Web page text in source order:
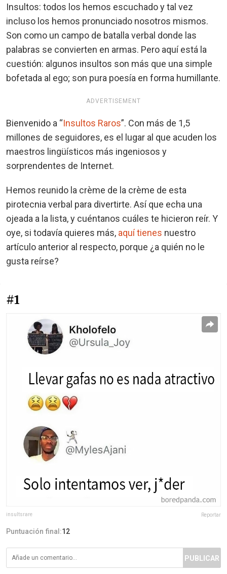
Insultos: todos los hemos escuchado y tal vez
incluso los hemos pronunciado nosotros mismos.
Son como un campo de batalla verbal donde las
palabras se convierten en armas. Pero aquí está la
cuestión: algunos insultos son más que una simple
bofetada al ego; son pura poesía en forma humillante.
ADVERTISEMENT
Bienvenido a “Insultos Raros”. Con más de 1,5
millones de seguidores, es el lugar al que acuden los
maestros lingüísticos más ingeniosos y
sorprendentes de Internet.
Hemos reunido la crème de la crème de esta
pirotecnia verbal para divertirte. Así que echa una
ojeada a la lista, y cuéntanos cuáles te hicieron reír. Y
oye, si todavía quieres más, aquí tienes nuestro
artículo anterior al respecto, porque ¿a quién no le
gusta reírse?
#1
insultsrare Reportar
Puntuación final:12
PUBLICAR